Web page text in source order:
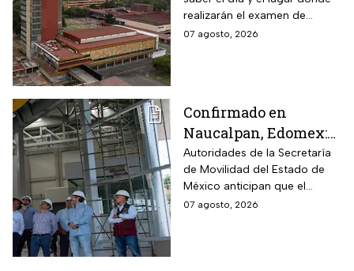
fecha, hora y sede
realizarán el examen de
control de forma presencial
07 agosto, 2026
Confirmado en
Naucalpan, Edomex:
la Línea 3 del
Mexicable llega al
71,4% de avance y
anuncian cuándo
Autoridades de la Secretaría
de Movilidad del Estado de
México anticipan que el
transporte teleférico reducirá
07 agosto, 2026